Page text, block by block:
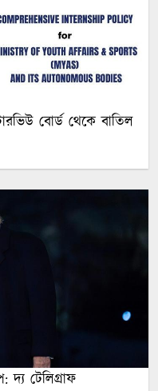
বোর্ড থেকে বাতিল
দ্য টেলিগ্রাফ